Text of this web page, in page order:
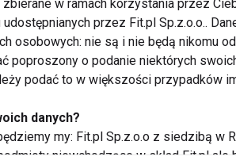
w ramach korzystania przez
przez Fit.pl Sp.z.o.o..
osobowych: nie są i nie będą nikomu
poproszony o podanie niektórych
podać to w większości przypadków
danych?
my: Fit.pl Sp.z.o.o z siedzibą w
niewchodzące w skład Fit.pl